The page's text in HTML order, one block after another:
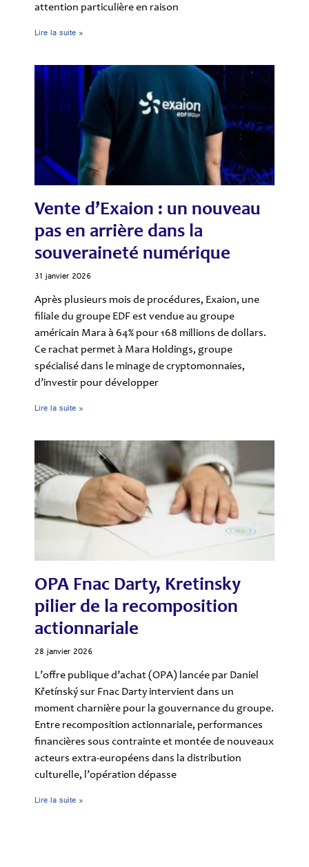
attention particulière en raison
Lire la suite »
Vente d’Exaion : un nouveau
pas en arrière dans la
souveraineté numérique
31 janvier 2026
Après plusieurs mois de procédures, Exaion, une
filiale du groupe EDF est vendue au groupe
américain Mara à 64% pour 168 millions de dollars.
Ce rachat permet à Mara Holdings, groupe
spécialisé dans le minage de cryptomonnaies,
d’investir pour développer
Lire la suite »
OPA Fnac Darty, Kretinsky
pilier de la recomposition
actionnariale
28 janvier 2026
L’offre publique d’achat (OPA) lancée par Daniel
Křetínský sur Fnac Darty intervient dans un
moment charnière pour la gouvernance du groupe.
Entre recomposition actionnariale, performances
financières sous contrainte et montée de nouveaux
acteurs extra-européens dans la distribution
culturelle, l’opération dépasse
Lire la suite »